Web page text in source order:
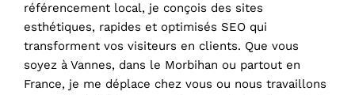
référencement local, je conçois des sites
esthétiques, rapides et optimisés SEO qui
transforment vos visiteurs en clients. Que vous
soyez à Vannes, dans le Morbihan ou partout en
France, je me déplace chez vous ou nous travaillons